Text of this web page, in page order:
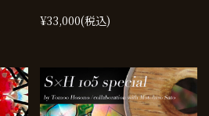
¥33,000(税込)